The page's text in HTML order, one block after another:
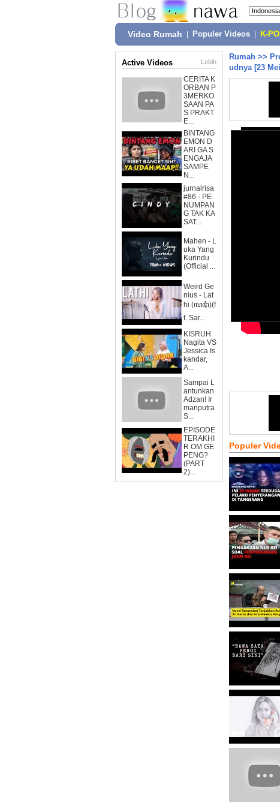
Video Rumah Populer Videos K-
Active Videos Lebih
CERITA K
ORBAN P
3MERKO
SAAN PA
S PRAKT
E...
BINTANG
EMON D
ARI GA S
ENGAJA
SAMPE
N...
jurnalrisa
#86 - PE
NUMPAN
G TAK KA
SAT...
Mahen - L
uka Yang
Kurindu
(Official ...
Weird Ge
nius - Lat
hi (ꦭꦛꦶ)(f
t. Sar...
KISRUH
Nagita VS
Jessica Is
kandar,
A...
Sampai L
antunkan
Adzan! Ir
manputra
S...
EPISODE
TERAKHI
R OM GE
PENG?
(PART
2)...
Rumah >>
udnya [23
Populer